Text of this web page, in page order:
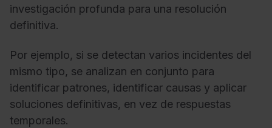
investigación profunda para una resolución
definitiva.
Por ejemplo, si se detectan varios incidentes del
mismo tipo, se analizan en conjunto para
identificar patrones, identificar causas y aplicar
soluciones definitivas, en vez de respuestas
temporales.